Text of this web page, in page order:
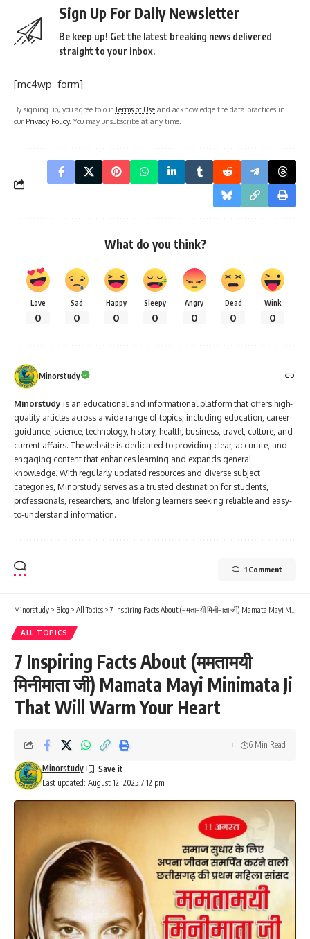
Sign Up For Daily Newsletter
Be keep up! Get the latest breaking news delivered
straight to your inbox.
[mc4wp_form]
By signing up, you agree to ourTerms of Use and acknowledge the data practices in
our Privacy Policy. You may unsubscribe at any time.
What do you think?
Love
0
Sad
0
Happy
0
Sleepy
0
Angry
0
Dead
0
Wink
0
Minorstudy
Minorstudy is an educational and informational platform that offers high-
quality articles across a wide range of topics, including education, career
guidance, science, technology, history, health, business, travel, culture, and
current affairs. The website is dedicated to providing clear, accurate, and
engaging content that enhances learning and expands general
knowledge. With regularly updated resources and diverse subject
categories, Minorstudy serves as a trusted destination for students,
professionals, researchers, and lifelong learners seeking reliable and easy-
to-understand information.
1 Comment
Minorstudy > Blog > All Topics >7 Inspiring Facts About (ममतामयी मिनीमाता जी) Mamata Mayi Minimata Ji That Will Warm Your Heart
ALL TOPICS
7 Inspiring Facts About (ममतामयी
मिनीमाता जी) Mamata Mayi Minimata Ji
That Will Warm Your Heart
Last updated: August 12, 2025 7:12 pm
Minorstudy
6 Min Read